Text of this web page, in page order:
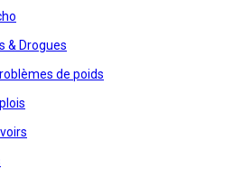
& Drogues
de poids